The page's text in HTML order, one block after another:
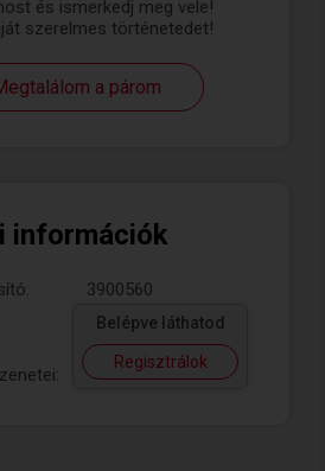
és ismerkedj meg vele!
szerelmes történetedet!
a párom
információk
3900560
Belépve láthatod
Regisztrálok